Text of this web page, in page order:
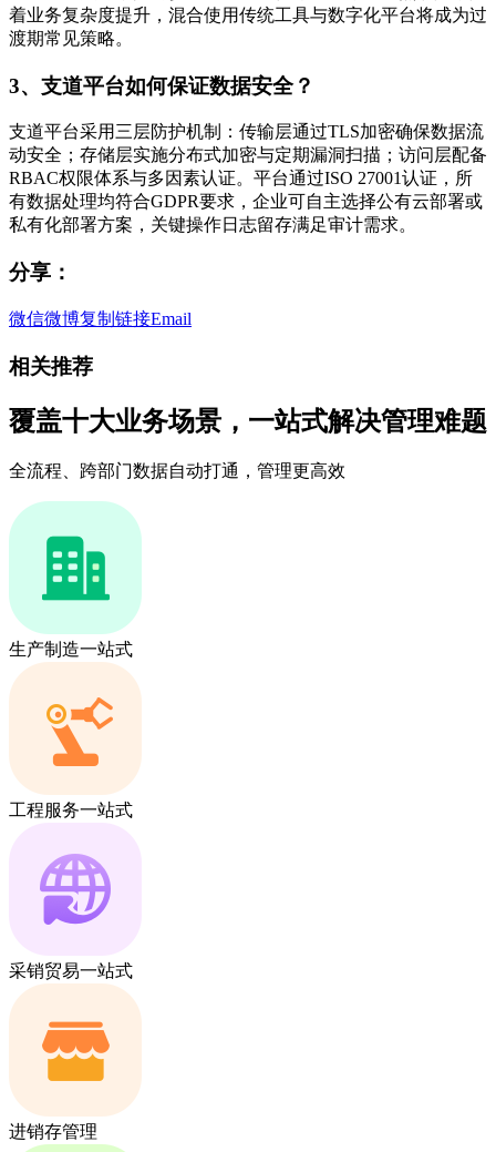
着业务复杂度提升，混合使用传统工具与数字化平台将成为过
渡期常见策略。
3、支道平台如何保证数据安全？
支道平台采用三层防护机制：传输层通过TLS加密确保数据流
动安全；存储层实施分布式加密与定期漏洞扫描；访问层配备
RBAC权限体系与多因素认证。平台通过ISO 27001认证，所
有数据处理均符合GDPR要求，企业可自主选择公有云部署或
私有化部署方案，关键操作日志留存满足审计需求。
分享：
微信微博复制链接Email
相关推荐
覆盖十大业务场景，一站式解决管理难题
全流程、跨部门数据自动打通，管理更高效
生产制造一站式
工程服务一站式
采销贸易一站式
进销存管理